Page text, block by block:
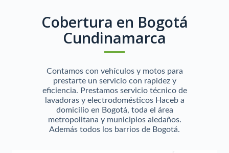
Cobertura en Bogotá
Cundinamarca
Contamos con vehículos y motos para
prestarte un servicio con rapidez y
eficiencia. Prestamos servicio técnico de
lavadoras y electrodomésticos Haceb a
domicilio en Bogotá, toda el área
metropolitana y municipios aledaños.
Además todos los barrios de Bogotá.